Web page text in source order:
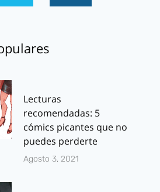
Lecturas
recomendadas: 5
cómics picantes que no
puedes perderte
Agosto 3, 2021